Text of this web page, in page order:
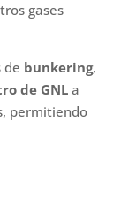
gases
de bunkering,
de GNL a
permitiendo